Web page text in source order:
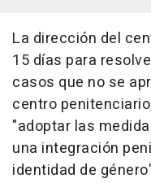
La dirección del
15 días para
casos que no se
centro
"adoptar las
una integración
identidad de